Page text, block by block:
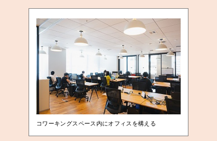
コワーキングスペース内にオフィスを構える